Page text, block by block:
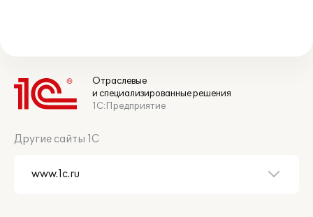
Отраслевые
и специализированные решения
1С:Предприятие
Другие сайты 1С